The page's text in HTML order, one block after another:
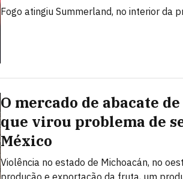
Fogo atingiu Summerland, no interior da
O mercado de abacate
que virou problema de
México
Violência no estado de Michoacán, no
produção e exportação da fruta, um